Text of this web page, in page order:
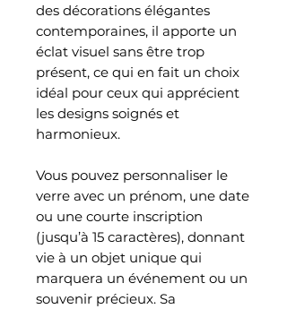
des décorations élégantes
contemporaines, il apporte un
éclat visuel sans être trop
présent, ce qui en fait un choix
idéal pour ceux qui apprécient
les designs soignés et
harmonieux.
Vous pouvez personnaliser le
verre avec un prénom, une date
ou une courte inscription
(jusqu’à 15 caractères), donnant
vie à un objet unique qui
marquera un événement ou un
souvenir précieux. Sa